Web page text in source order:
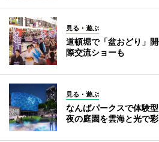
見る・遊ぶ
道頓堀で「盆おどり」
際交流ショーも
見る・遊ぶ
なんばパークスで体験
夜の庭園を雲海と光で